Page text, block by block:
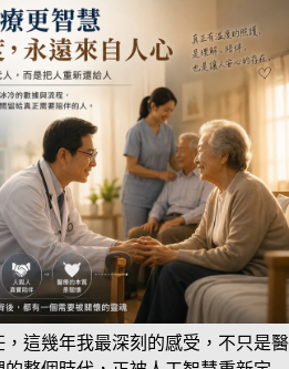
這幾年我最深刻的感受，不只是醫